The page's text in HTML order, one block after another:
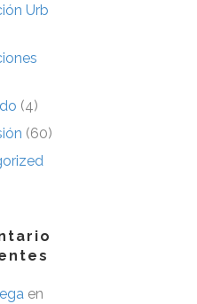
Urb
(4)
(60)
en